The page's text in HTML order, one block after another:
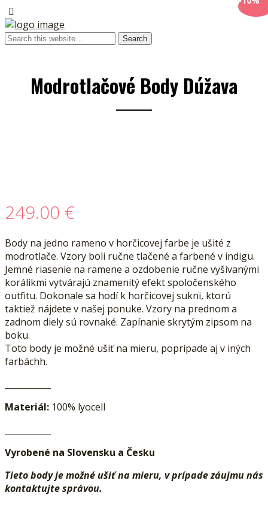
Modrotlačové Body Dúžava
249.00 €
Body na jedno rameno v horčicovej farbe je ušité z
modrotlače. Vzory boli ručne tlačené a farbené v indigu.
Jemné riasenie na ramene a ozdobenie ručne vyšívanými
korálikmi vytvárajú znamenitý efekt spoločenského
outfitu. Dokonale sa hodí k horčicovej sukni, ktorú
taktiež nájdete v našej ponuke. Vzory na prednom a
zadnom diely sú rovnaké. Zapínanie skrytým zipsom na
boku.
Toto body je možné ušiť na mieru, poprípade aj v iných
farbáchh.
Materiál: 100% lyocell
Vyrobené na Slovensku a Česku
Tieto body je možné ušiť na mieru, v prípade záujmu nás
kontaktujte správou.